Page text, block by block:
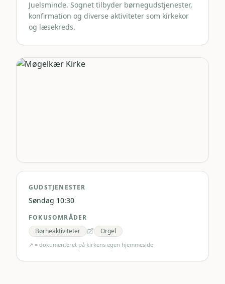
Juelsminde. Sognet tilbyder børnegudstjenester,
konfirmation og diverse aktiviteter som kirkekor
og læsekreds.
GUDSTJENESTER
Søndag 10:30
FOKUSOMRÅDER
Børneaktiviteter
Orgel
↗ = dokumenteret på kirkens egen hjemmeside